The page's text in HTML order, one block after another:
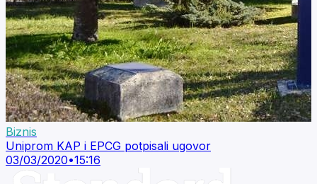
Biznis
Uniprom KAP i EPCG potpisali ugovor
03/03/2020•15:16